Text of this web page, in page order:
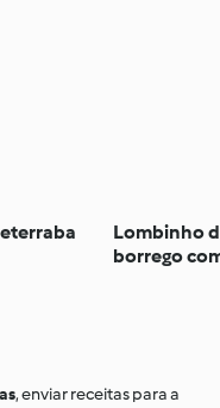
Lombinho
borrego
, enviar receitas para a